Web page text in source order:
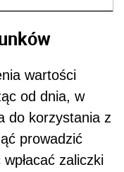
wartości
od dnia, w
do korzystania z
prowadzić
zaliczki